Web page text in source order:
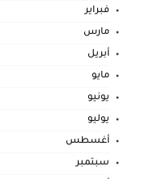
فبراير
مارس
أبريل
مايو
يونيو
يوليو
أغسطس
سبتمبر